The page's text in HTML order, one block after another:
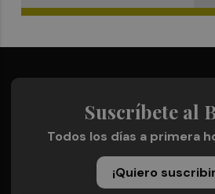
Suscríbete al
Todos los días a primera
¡Quiero